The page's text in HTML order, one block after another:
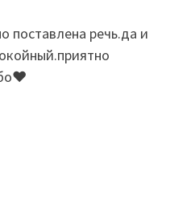
поставлена речь.да и